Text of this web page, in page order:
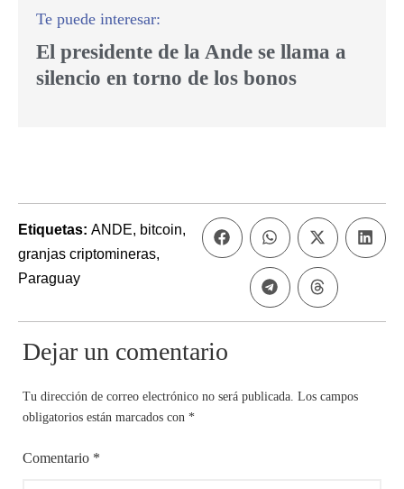
El presidente de la Ande se llama a
silencio en torno de los bonos
Etiquetas: ANDE, bitcoin,
granjas criptomineras,
Paraguay
Dejar un comentario
Tu dirección de correo electrónico no será publicada. Los campos
obligatorios están marcados con *
Comentario *